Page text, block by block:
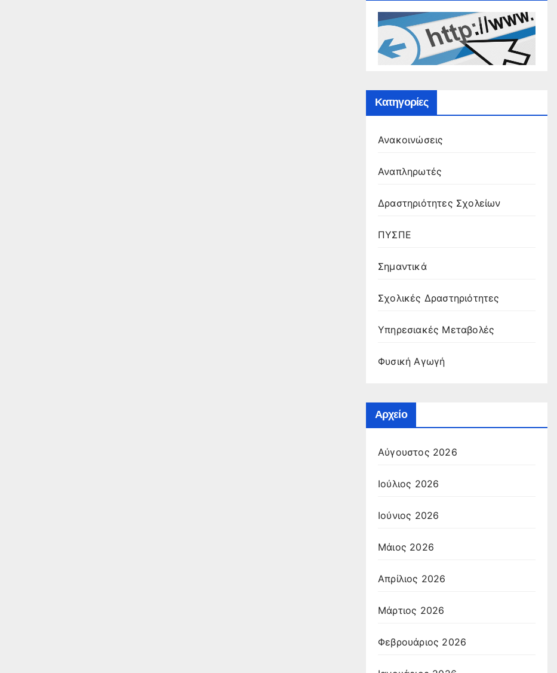
Κατηγορίες
Ανακοινώσεις
Αναπληρωτές
Δραστηριότητες Σχολείων
ΠΥΣΠΕ
Σημαντικά
Σχολικές Δραστηριότητες
Υπηρεσιακές Μεταβολές
Φυσική Αγωγή
Αρχείο
Αύγουστος 2026
Ιούλιος 2026
Ιούνιος 2026
Μάιος 2026
Απρίλιος 2026
Μάρτιος 2026
Φεβρουάριος 2026